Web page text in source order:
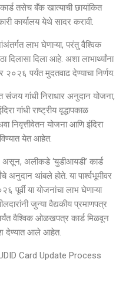
तसेच बँक खात्याची छायांकित
कार्यालय येथे सादर करावी.
लाभ घेणाऱ्या, परंतु वैश्विक
दिलासा दिला आहे. अशा लाभार्थ्यांना
पर्यंत मुदतवाढ देण्याचा निर्णय.
संजय गांधी निराधार अनुदान योजना,
गांधी राष्ट्रीय वृद्धापकाळ
निवृत्तीवेतन योजना आणि इंदिरा
येत आहेत.
असून, अलीकडे ‘युडीआयडी’ कार्ड
अनुदान थांबले होते. या पार्श्वभूमीवर
पूर्वी या योजनांचा लाभ घेणाऱ्या
जुन्या वैद्यकीय प्रमाणपत्र
वैश्विक ओळखपत्र कार्ड मिळवून
देण्यात आले आहेत.
Card Update Process